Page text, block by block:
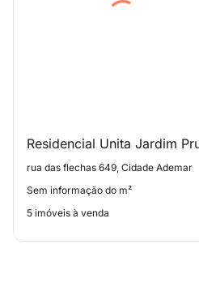
rua das flechas 649, Cidade Ademar
Sem informação do m²
5 imóveis à venda